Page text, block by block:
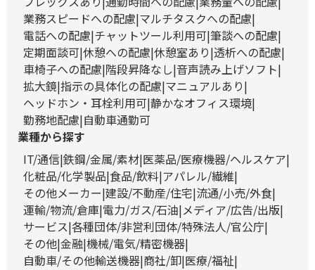
業務スピードへの配慮 マルチタスクへの配慮
電話への配慮 チャットツール利用可 筆談への配慮
定期面談可 休憩への配慮 休憩室あり 透析への配慮
車椅子への配慮 階段昇降なし 音声読み上げソフト
拡大鏡 指示の具体化の配慮 マニュアルあり
ヘッドホン・耳栓利用可 静かなオフィス環境
勤務地配慮 自動車通勤可
業種から探す
IT/通信 鉄鋼/金属/素材 医薬品/医療機器/ヘルスケア
化粧品/化学製品 食品/飲料 アパレル/繊維
その他メーカー 建設/不動産/住宅 流通/小売/外食
運輸/物流/倉庫 電力/ガス/石油 メディア/広告/出版
サービス 各種団体/非営利団体/特殊法人/官公庁
その他 金融 機械/電気/精密機器
自動車/その他輸送機器 商社/卸 医療/福祉